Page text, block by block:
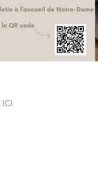
ICI